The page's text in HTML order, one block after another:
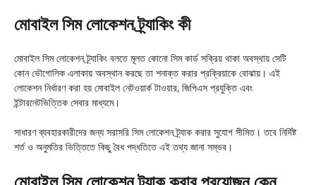
মোবাইল সিম লোকেশন ট্র্যাকিং কী
মোবাইল সিম লোকেশন ট্র্যাকিং বলতে মূলত কোনো সিম কার্ড সক্রিয় থাকা অবস্থায় সেটি
কোন ভৌগোলিক এলাকায় অবস্থান করছে তা শনাক্ত করার প্রক্রিয়াকে বোঝায়। এই
লোকেশন নির্ধারণ করা হয় মোবাইল নেটওয়ার্ক টাওয়ার, জিপিএস প্রযুক্তি এবং
ইন্টারনেটভিত্তিক সেবার মাধ্যমে।
সাধারণ ব্যবহারকারীদের জন্য সরাসরি সিম লোকেশন ট্র্যাক করার সুযোগ সীমিত। তবে নির্দিষ্ট
শর্ত ও অনুমতির ভিত্তিতে কিছু বৈধ পদ্ধতিতে এই তথ্য জানা সম্ভব।